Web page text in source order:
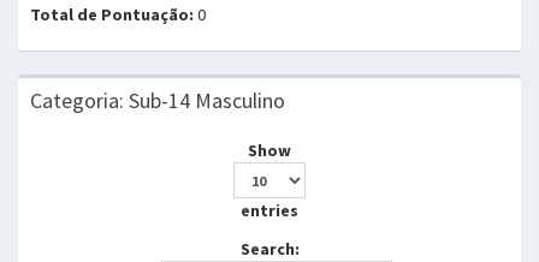
Total de Pontuação: 0
Categoria: Sub-14 Masculino
Show
entries
Search: